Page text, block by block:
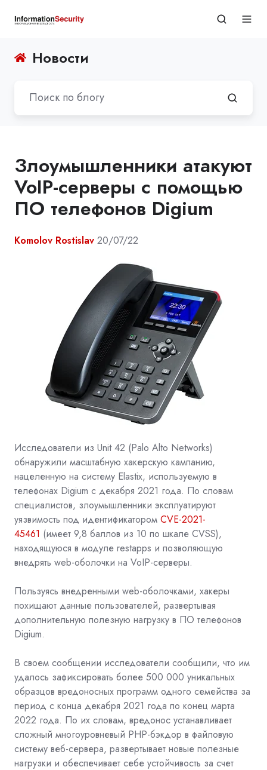
Новости
Злоумышленники атакуют
VoIP-серверы с помощью
ПО телефонов Digium
Komolov Rostislav 20/07/22
Исследователи из Unit 42 (Palo Alto Networks)
обнаружили масштабную хакерскую кампанию,
нацеленную на систему Elastix, используемую в
телефонах Digium с декабря 2021 года. По словам
специалистов, злоумышленники эксплуатируют
уязвимость под идентификатором CVE-2021-
45461 (имеет 9,8 баллов из 10 по шкале CVSS),
находящуюся в модуле restapps и позволяющую
внедрять web-оболочки на VoIP-серверы.
Пользуясь внедренными web-оболочками, хакеры
похищают данные пользователей, развертывая
дополнительную полезную нагрузку в ПО телефонов
Digium.
В своем сообщении исследователи сообщили, что им
удалось зафиксировать более 500 000 уникальных
образцов вредоносных программ одного семейства за
период с конца декабря 2021 года по конец марта
2022 года. По их словам, вредонос устанавливает
сложный многоуровневый PHP-бэкдор в файловую
систему веб-сервера, развертывает новые полезные
нагрузки и обеспечивает себе устойчивость за счет